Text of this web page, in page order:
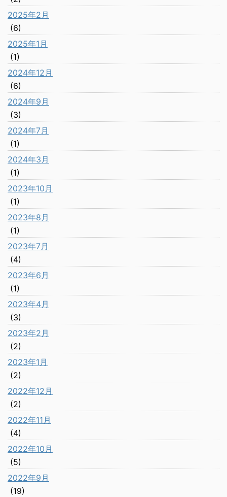
2025年2月
(6)
2025年1月
(1)
2024年12月
(6)
2024年9月
(3)
2024年7月
(1)
2024年3月
(1)
2023年10月
(1)
2023年8月
(1)
2023年7月
(4)
2023年6月
(1)
2023年4月
(3)
2023年2月
(2)
2023年1月
(2)
2022年12月
(2)
2022年11月
(4)
2022年10月
(5)
2022年9月
(19)